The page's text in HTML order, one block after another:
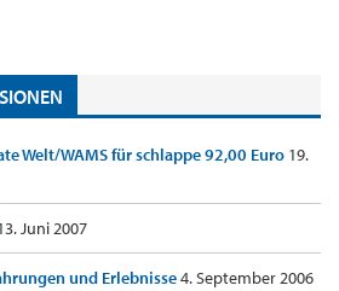
Welt/WAMS für schlappe 92,00 Euro 19.
Juni 2007
und Erlebnisse4. September 2006